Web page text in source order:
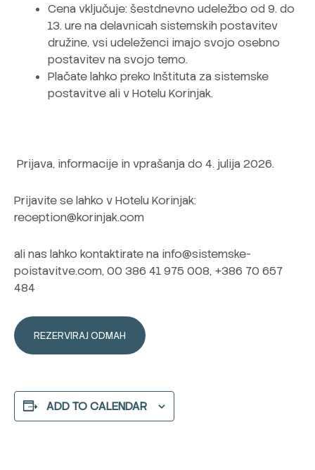
Cena vključuje: šestdnevno udeležbo od 9. do
13. ure na delavnicah sistemskih postavitev
družine, vsi udeleženci imajo svojo osebno
postavitev na svojo temo.
Plačate lahko preko Inštituta za sistemske
postavitve ali v Hotelu Korinjak.
Prijava, informacije in vprašanja do 4. julija 2026.
Prijavite se lahko v Hotelu Korinjak:
reception@korinjak.com
ali nas lahko kontaktirate na info@sistemske-
poistavitve.com, 00 386 41 975 008, +386 70 657
484
REZERVIRAJ ODMAH
ADD TO CALENDAR